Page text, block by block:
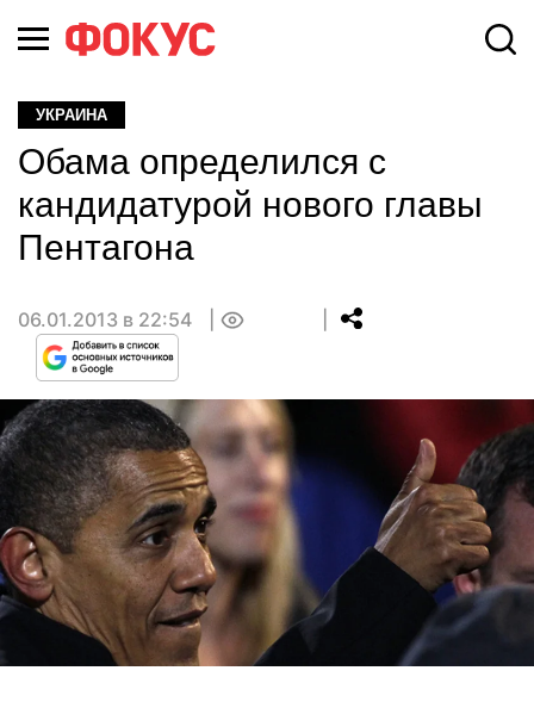
УКРАИНА
Обама определился с
кандидатурой нового главы
Пентагона
06.01.2013 в 22:54